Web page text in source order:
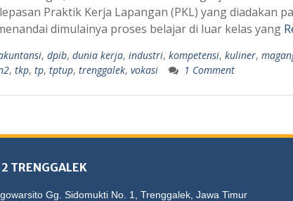
Praktik Kerja Lapangan (PKL) yang diadakan
dimulainya proses belajar di luar kelas yang
, dpib, dunia kerja, industri, kompetensi, kuliner,
, tkp, tp, tptup, trenggalek, vokasi 1 Comment
TRENGGALEK
Gg. Sidomukti No. 1, Trenggalek, Jawa Timur